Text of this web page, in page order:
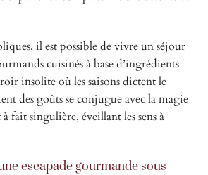
il est possible de vivre un séjour
cuisinés à base d’ingrédients
insolite où les saisons dictent le
des goûts se conjugue avec la magie
fait singulière, éveillant les sens à
escapade gourmande sous